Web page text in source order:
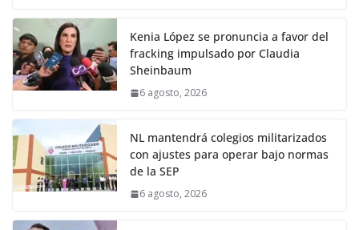
Kenia López se pronuncia a favor del
fracking impulsado por Claudia
Sheinbaum
6 agosto, 2026
NL mantendrá colegios militarizados
con ajustes para operar bajo normas
de la SEP
6 agosto, 2026